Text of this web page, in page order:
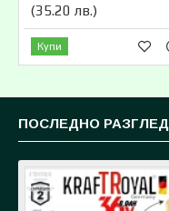
(35.20 лв.)
Купи
ПОСЛЕДНО